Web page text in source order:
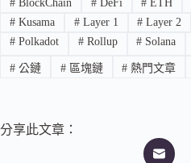
#BlockChain #DeFi # ETH
#Kusama #Layer 1 # Layer 2
#Polkadot #Rollup # Solana
#公鏈 #區塊鏈 # 熱門文章
分享此文章：